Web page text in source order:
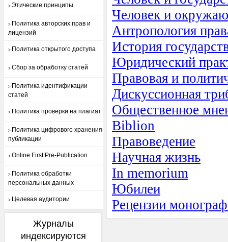
> Этические принципы
> Политика авторских прав и
лицензий
> Политика открытого доступа
> Сбор за обработку статей
> Политика идентификации
статей
> Политика проверки на плагиат
> Политика цифрового хранения
публикации
> Online First Pre-Publication
> Политика обработки
персональных данных
> Целевая аудитории
Журналы
индексируются
Человек и
Антропология
История
Юридический
Правовая и
Дискуссионная
Общественное
Biblion
Правоведение
Научная жизнь
In memorium
Юбилеи
Рецензии